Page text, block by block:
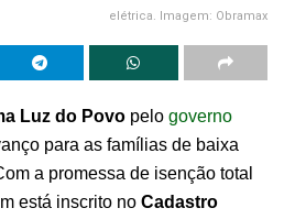
elétrica. Imagem: Obramax
Luz do Povo pelo governo
para as famílias de baixa
a promessa de isenção total
está inscrito no Cadastro